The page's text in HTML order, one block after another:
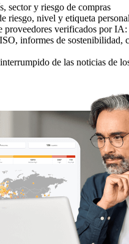
sector y riesgo de compras
riesgo, nivel y etiqueta
proveedores verificados por IA:
informes de sostenibilidad,
de las noticias de